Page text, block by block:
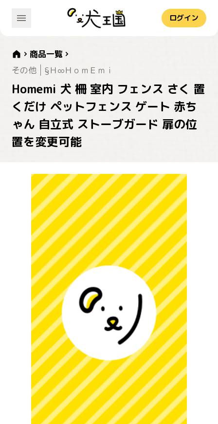
ログイン
商品一覧
その他
§Ｈ∞ＨｏｍＥｍｉ
Homemi 犬 柵 室内 フェンス さく 置
くだけ ペットフェンス ゲート 赤ち
ゃん 自立式 ストーブガード 扉の位
置を変更可能